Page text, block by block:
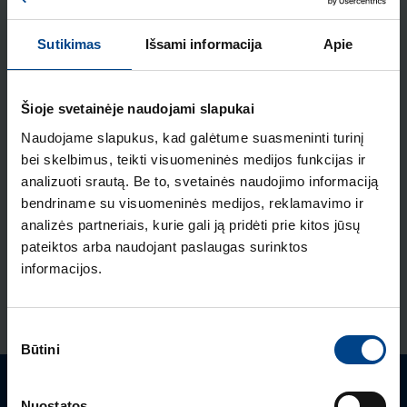
Sutikimas Išsami informacija Apie
Šioje svetainėje naudojami slapukai
Naudojame slapukus, kad galėtume suasmeninti turinį
bei skelbimus, teikti visuomeninės medijos funkcijas ir
analizuoti srautą. Be to, svetainės naudojimo informaciją
bendriname su visuomeninės medijos, reklamavimo ir
analizės partneriais, kurie gali ją pridėti prie kitos jūsų
pateiktos arba naudojant paslaugas surinktos
informacijos.
pasirinkimas
Būtini
ELEKTROS INSTALIACIJOS
GAMINIAI
Skaitymo laikas: 2 min
HAGER lumina intense
standartas Europoje
16.12.2025
Skaitymo laikas: 1 min
Naujas HAGER
RODYTI DAUGIAU STRAIPSNIŲ